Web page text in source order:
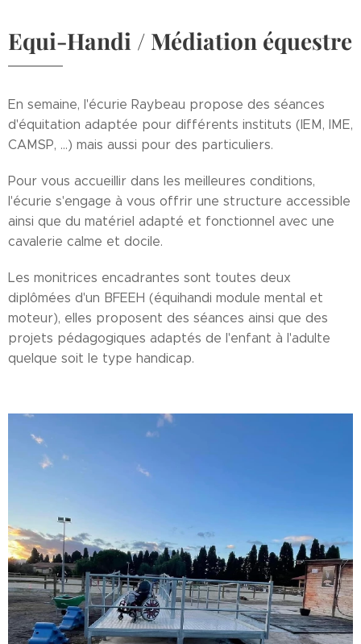
Equi-Handi / Médiation équestre
En semaine, l'écurie Raybeau propose des séances
d'équitation adaptée pour différents instituts (IEM, IME,
CAMSP, ...) mais aussi pour des particuliers.
Pour vous accueillir dans les meilleures conditions,
l'écurie s'engage à vous offrir une structure accessible
ainsi que du matériel adapté et fonctionnel avec une
cavalerie calme et docile.
Les monitrices encadrantes sont toutes deux
diplômées d'un BFEEH (équihandi module mental et
moteur), elles proposent des séances ainsi que des
projets pédagogiques adaptés de l'enfant à l'adulte
quelque soit le type handicap.